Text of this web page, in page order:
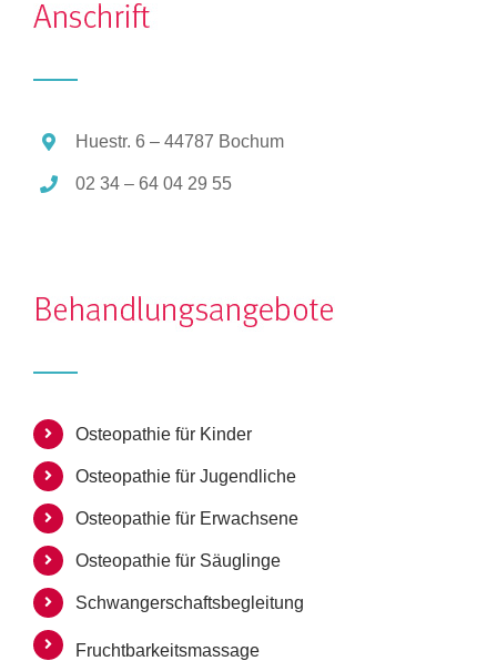
Huestr. 6 – 44787 Bochum
02 34 – 64 04 29 55
Osteopathie für Kinder
Osteopathie für Jugendliche
Osteopathie für Erwachsene
Osteopathie für Säuglinge
Schwangerschaftsbegleitung
Fruchtbarkeitsmassage